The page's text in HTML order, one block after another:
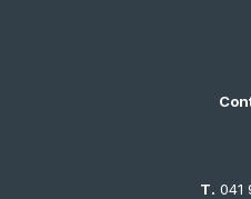
T. 041